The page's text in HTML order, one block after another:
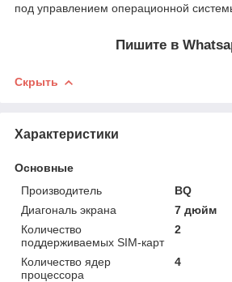
под управлением операционной
Пишите в
Скрыть
Характеристики
Основные
Производитель
BQ
Диагональ экрана
7 дюйм
Количество
поддерживаемых SIM-карт
2
Количество ядер
процессора
4